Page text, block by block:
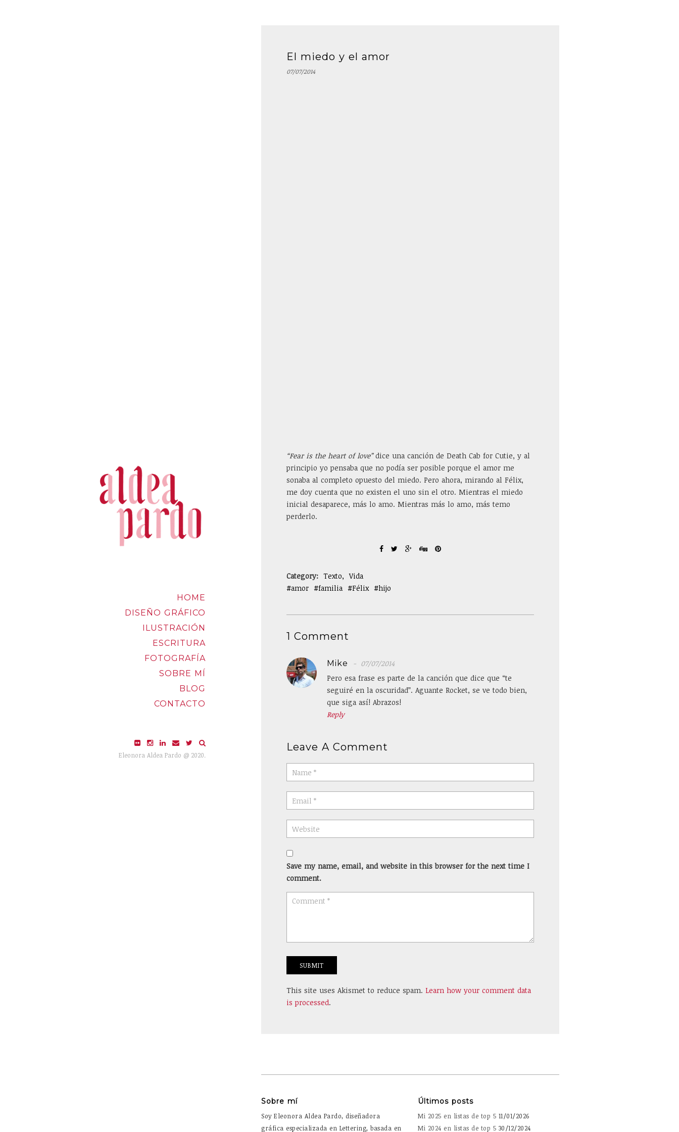
HOME
DISEÑO GRÁFICO
ILUSTRACIÓN
ESCRITURA
FOTOGRAFÍA
SOBRE MÍ
BLOG
CONTACTO
Eleonora Aldea Pardo @ 2020.
El miedo y el amor
07/07/2014
“Fear is the heart of love”dice una canción de Death Cab for Cutie, y al
principio yo pensaba que no podía ser posible porque el amor me
sonaba al completo opuesto del miedo. Pero ahora, mirando al Félix,
me doy cuenta que no existen el uno sin el otro. Mientras el miedo
inicial desaparece, más lo amo. Mientras más lo amo, más temo
perderlo.
Category: Texto
Vida
amor
familia Félix hijo
1 Comment
Mike
07/07/2014
Pero esa frase es parte de la canción que dice que “te
seguiré en la oscuridad”. Aguante Rocket, se ve todo bien,
que siga así! Abrazos!
Reply
Leave A Comment
Save my name, email, and website in this browser for the next time I
comment.
This site uses Akismet to reduce spam. Learn how your comment data
is processed.
Sobre mí
Soy Eleonora Aldea Pardo, diseñadora
gráfica especializada en Lettering, basada en
Últimos posts
Mi 2025 en listas de top 5 11/01/2026
Mi 2024 en listas de top 5 30/12/2024